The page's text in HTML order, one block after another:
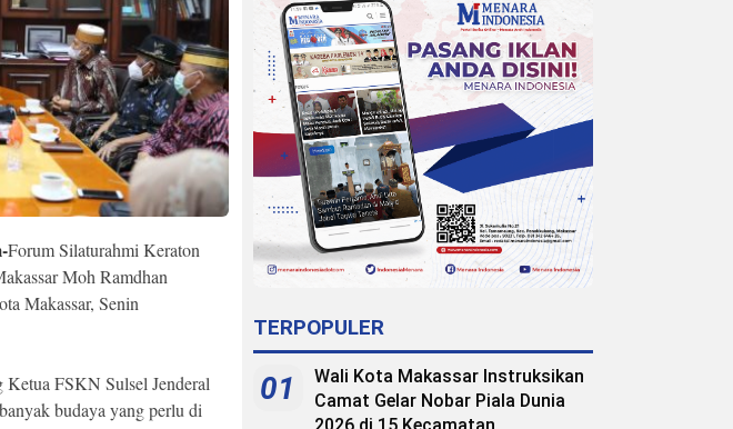
Forum Silaturahmi Keraton
Moh Ramdhan
Makassar, Senin
FSKN Sulsel Jenderal
budaya yang perlu di
TERPOPULER
01
Wali Kota Makassar Instruksikan
Camat Gelar Nobar Piala Dunia
2026 di 15 Kecamatan